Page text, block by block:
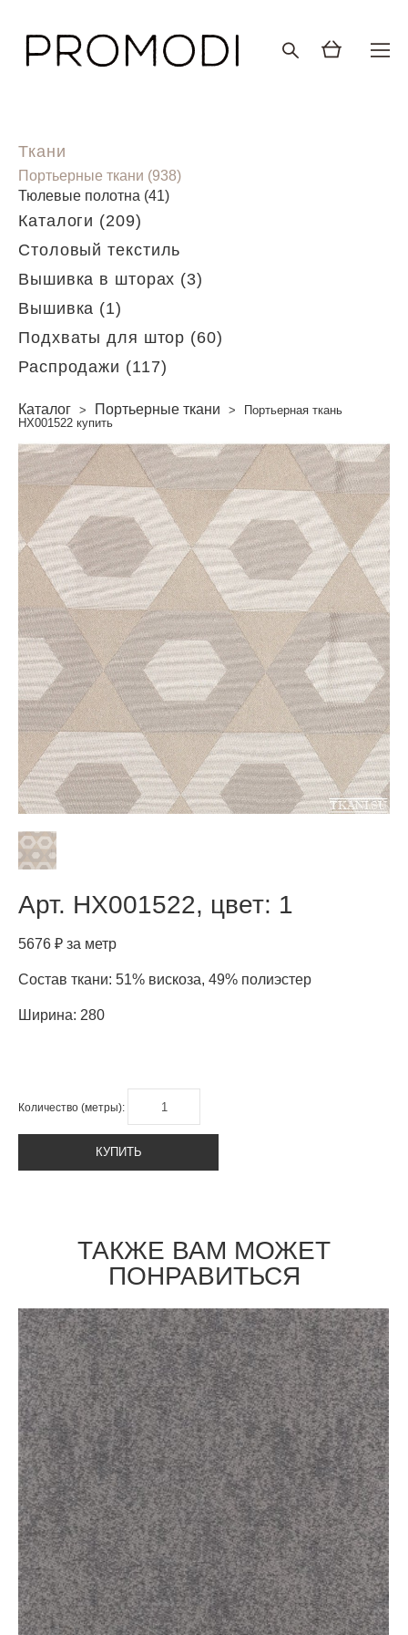
Ткани
Портьерные ткани (938)
Тюлевые полотна (41)
Каталоги (209)
Столовый текстиль
Вышивка в шторах (3)
Вышивка (1)
Подхваты для штор (60)
Распродажи (117)
Каталог > Портьерные ткани >
Портьерная ткань
HX001522 купить
Арт. HX001522, цвет: 1
5676 ₽ за метр
Состав ткани: 51% вискоза, 49% полиэстер
Ширина: 280
Количество (метры):
КУПИТЬ
ТАКЖЕ ВАМ МОЖЕТ
ПОНРАВИТЬСЯ